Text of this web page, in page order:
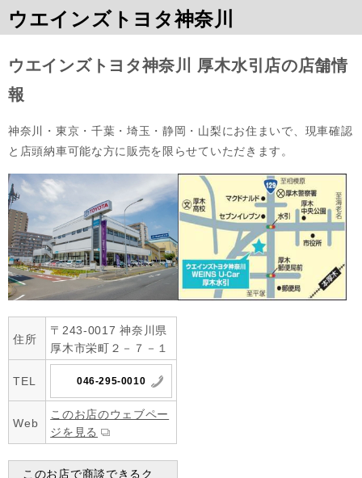
ウエインズトヨタ神奈川
ウエインズトヨタ神奈川 厚木水引店の店舗情
報
神奈川・東京・千葉・埼玉・静岡・山梨にお住まいで、現車確認
と店頭納車可能な方に販売を限らせていただきます。
住所
〒243-0017 神奈川県
厚木市栄町２－７－１
TEL 046-295-0010
Web
このお店のウェブペー
ジを見る
このお店で商談できるク